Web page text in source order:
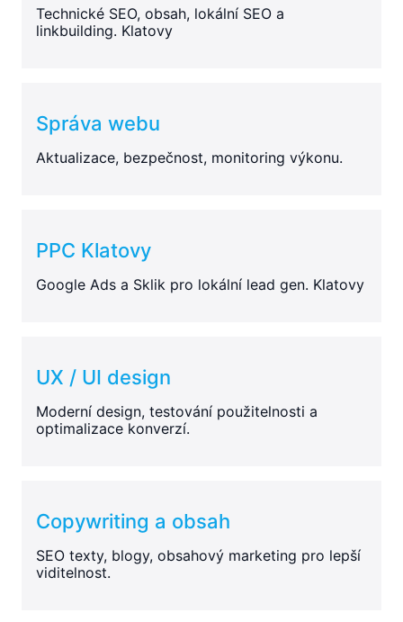
Technické SEO, obsah, lokální SEO a
linkbuilding. Klatovy
Správa webu
Aktualizace, bezpečnost, monitoring výkonu.
PPC Klatovy
Google Ads a Sklik pro lokální lead gen. Klatovy
UX / UI design
Moderní design, testování použitelnosti a
optimalizace konverzí.
Copywriting a obsah
SEO texty, blogy, obsahový marketing pro lepší
viditelnost.